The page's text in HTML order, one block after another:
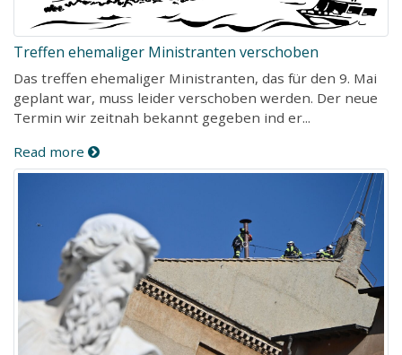
Treffen ehemaliger Ministranten verschoben
Das treffen ehemaliger Ministranten, das für den 9. Mai
geplant war, muss leider verschoben werden. Der neue
Termin wir zeitnah bekannt gegeben ind er...
Read more